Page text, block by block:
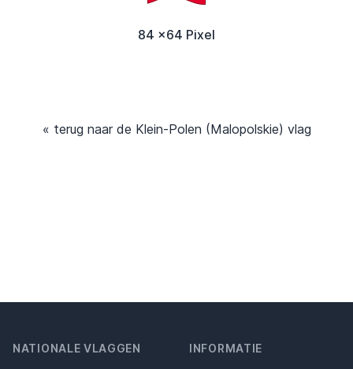
84 x64 Pixel
« terug naar de Klein-Polen (Malopolskie) vlag
NATIONALE VLAGGEN INFORMATIE